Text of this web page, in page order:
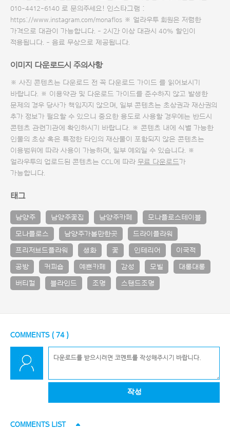
010-4412-6140 로 문의주세요! 인스타그램 :
https://www.instagram.com/monaflos ※ 얼라우투 회원은 저렴한
가격으로 대관이 가능합니다. - 2시간 이상 대관시 40% 할인이
적용됩니다. - 음료 무상으로 제공됩니다.
이미지 다운로드시 주의사항
※ 사진 콘텐츠는 다운로드 전 꼭 다운로드 가이드 를 읽어보시기
바랍니다. ※ 이용약관 및 다운로드 가이드를 준수하지 않고 발생한
문제의 경우 당사가 책임지지 않으며, 일부 콘텐츠는 초상권과 재산권의
추가 정보가 필요할 수 있으니 중요한 용도로 사용할 경우에는 반드시
콘텐츠 관련기관에 확인하시기 바랍니다. ※ 콘텐츠 내에 식별 가능한
인물의 초상 혹은 특정한 타인의 재산물이 포함되지 않은 콘텐츠는
이용범위에 따라 사용이 가능하며, 일부 예외일 수 있습니다. ※
얼라우투의 업로드된 콘텐츠는 CCL에 따라 무료 다운로드가
가능합니다.
태그
남양주 남양주꽃집 남양주카페 모나플로스테이블
모나플로스 남양주가볼만한곳 드라이플라워
프리저브드플라워 생화 꽃 인테리어 이국적
공방 커피숍 예쁜카페 감성 모빌 대롱대롱
버티컬 블라인드 조명 스탠드조명
COMMENTS ( 74)
작성
COMMENTS LIST